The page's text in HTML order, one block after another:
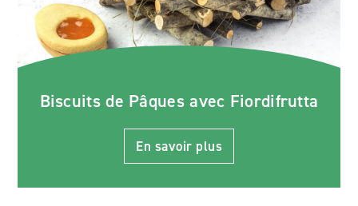
Biscuits de Pâques avec Fiordifrutta
En savoir plus